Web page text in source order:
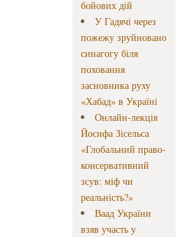
бойових дій
У Гадячі через
пожежу зруйновано
синагогу біля
поховання
засновника руху
«Хабад» в Україні
Онлайн-лекція
Йосифа Зісельса
«Глобальний право-
консервативний
зсув: міф чи
реальність?»
Ваад України
взяв участь у